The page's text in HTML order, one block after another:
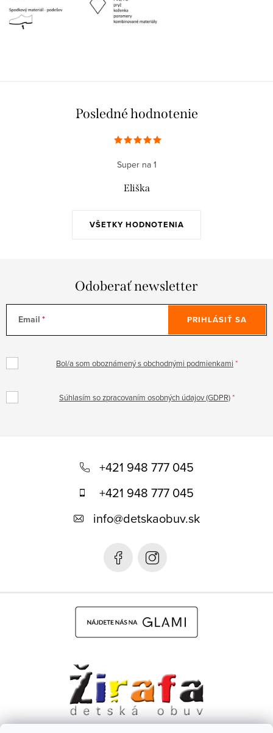
Posledné hodnotenie
VŠETKY HODNOTENIA
Super na 1
Eliška
Odoberať newsletter
Email
Bol/a som oboznámený s obchodnými podmienkami
Súhlasím so zpracovaním osobných údajov (GDPR)
PRIHLÁSIŤ SA
+421 948 777 045
+421 948 777 045
info@detskaobuv.sk